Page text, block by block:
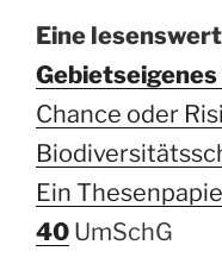
Eine
Chance oder
Ein
40 UmSchG